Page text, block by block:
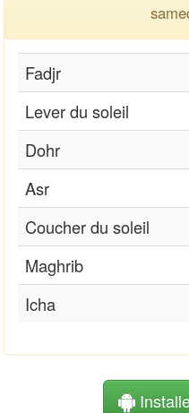
Fadjr
Lever du soleil
Dohr
Asr
Coucher du soleil
Maghrib
Icha